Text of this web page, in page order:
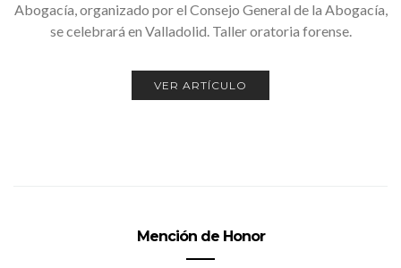
Abogacía, organizado por el Consejo General de la Abogacía,
se celebrará en Valladolid. Taller oratoria forense.
VER ARTÍCULO
Mención de Honor